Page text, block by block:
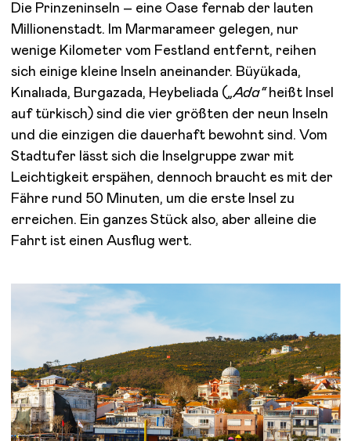
Die Prinzeninseln – eine Oase fernab der lauten
Millionenstadt. Im Marmarameer gelegen, nur
wenige Kilometer vom Festland entfernt, reihen
sich einige kleine Inseln aneinander. Büyükada,
Kınalıada, Burgazada, Heybeliada („Ada“heißt Insel
auf türkisch) sind die vier größten der neun Inseln
und die einzigen die dauerhaft bewohnt sind. Vom
Stadtufer lässt sich die Inselgruppe zwar mit
Leichtigkeit erspähen, dennoch braucht es mit der
Fähre rund 50 Minuten, um die erste Insel zu
erreichen. Ein ganzes Stück also, aber alleine die
Fahrt ist einen Ausflug wert.